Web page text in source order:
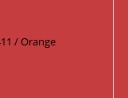
/ Orange